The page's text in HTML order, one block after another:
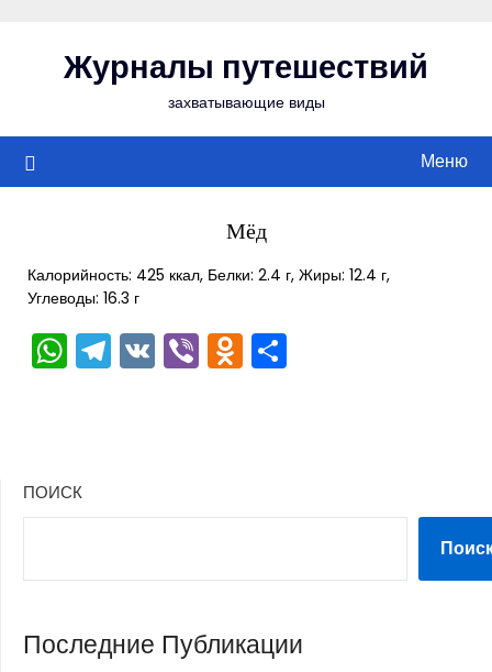
содержимомуЖурналы путешествий
захватывающие виды
Меню
Мёд
Калорийность: 425 ккал, Белки: 2.4 г, Жиры: 12.4 г,
Углеводы: 16.3 г
WhatsApp
Telegram
VKViberOdnoklassniki
ПОИСК
Последние Публикации